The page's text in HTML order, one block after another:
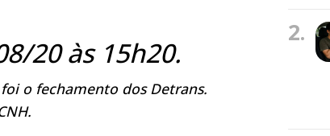
20 às 15h20.
o fechamento dos Detrans.
2.